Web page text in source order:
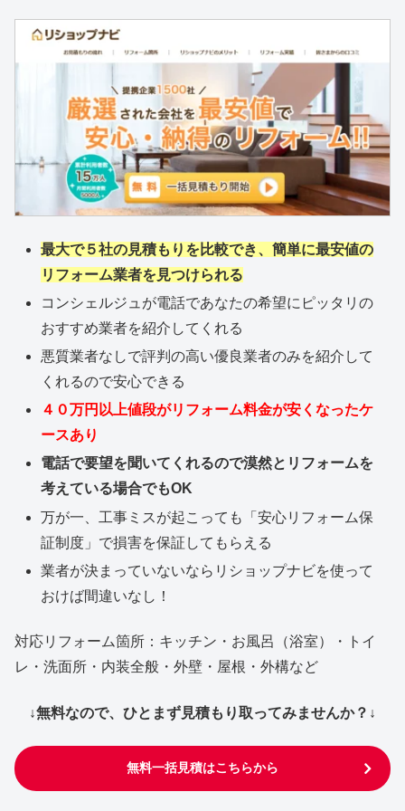
最大で５社の見積もりを比較でき、簡単に最安値の
リフォーム業者を見つけられる
コンシェルジュが電話であなたの希望にピッタリの
おすすめ業者を紹介してくれる
悪質業者なしで評判の高い優良業者のみを紹介して
くれるので安心できる
４０万円以上値段がリフォーム料金が安くなったケ
ースあり
電話で要望を聞いてくれるので漠然とリフォームを
考えている場合でもOK
万が一、工事ミスが起こっても「安心リフォーム保
証制度」で損害を保証してもらえる
業者が決まっていないならリショップナビを使って
おけば間違いなし！
対応リフォーム箇所：キッチン・お風呂（浴室）・トイ
レ・洗面所・内装全般・外壁・屋根・外構など
↓無料なので、ひとまず見積もり取ってみませんか？↓
無料一括見積はこちらから